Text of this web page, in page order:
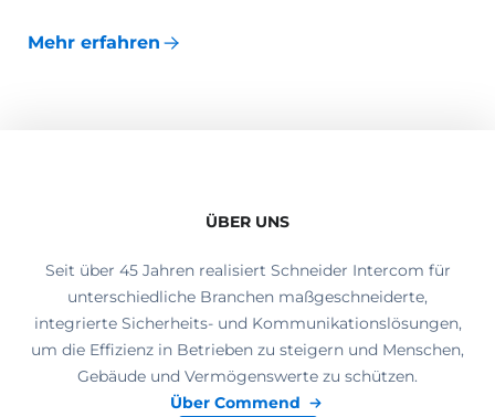
Mehr erfahren
ÜBER UNS
Seit über 45 Jahren realisiert Schneider Intercom für
unterschiedliche Branchen maßgeschneiderte,
integrierte Sicherheits- und Kommunikationslösungen,
um die Effizienz in Betrieben zu steigern und Menschen,
Gebäude und Vermögenswerte zu schützen.
Über Commend